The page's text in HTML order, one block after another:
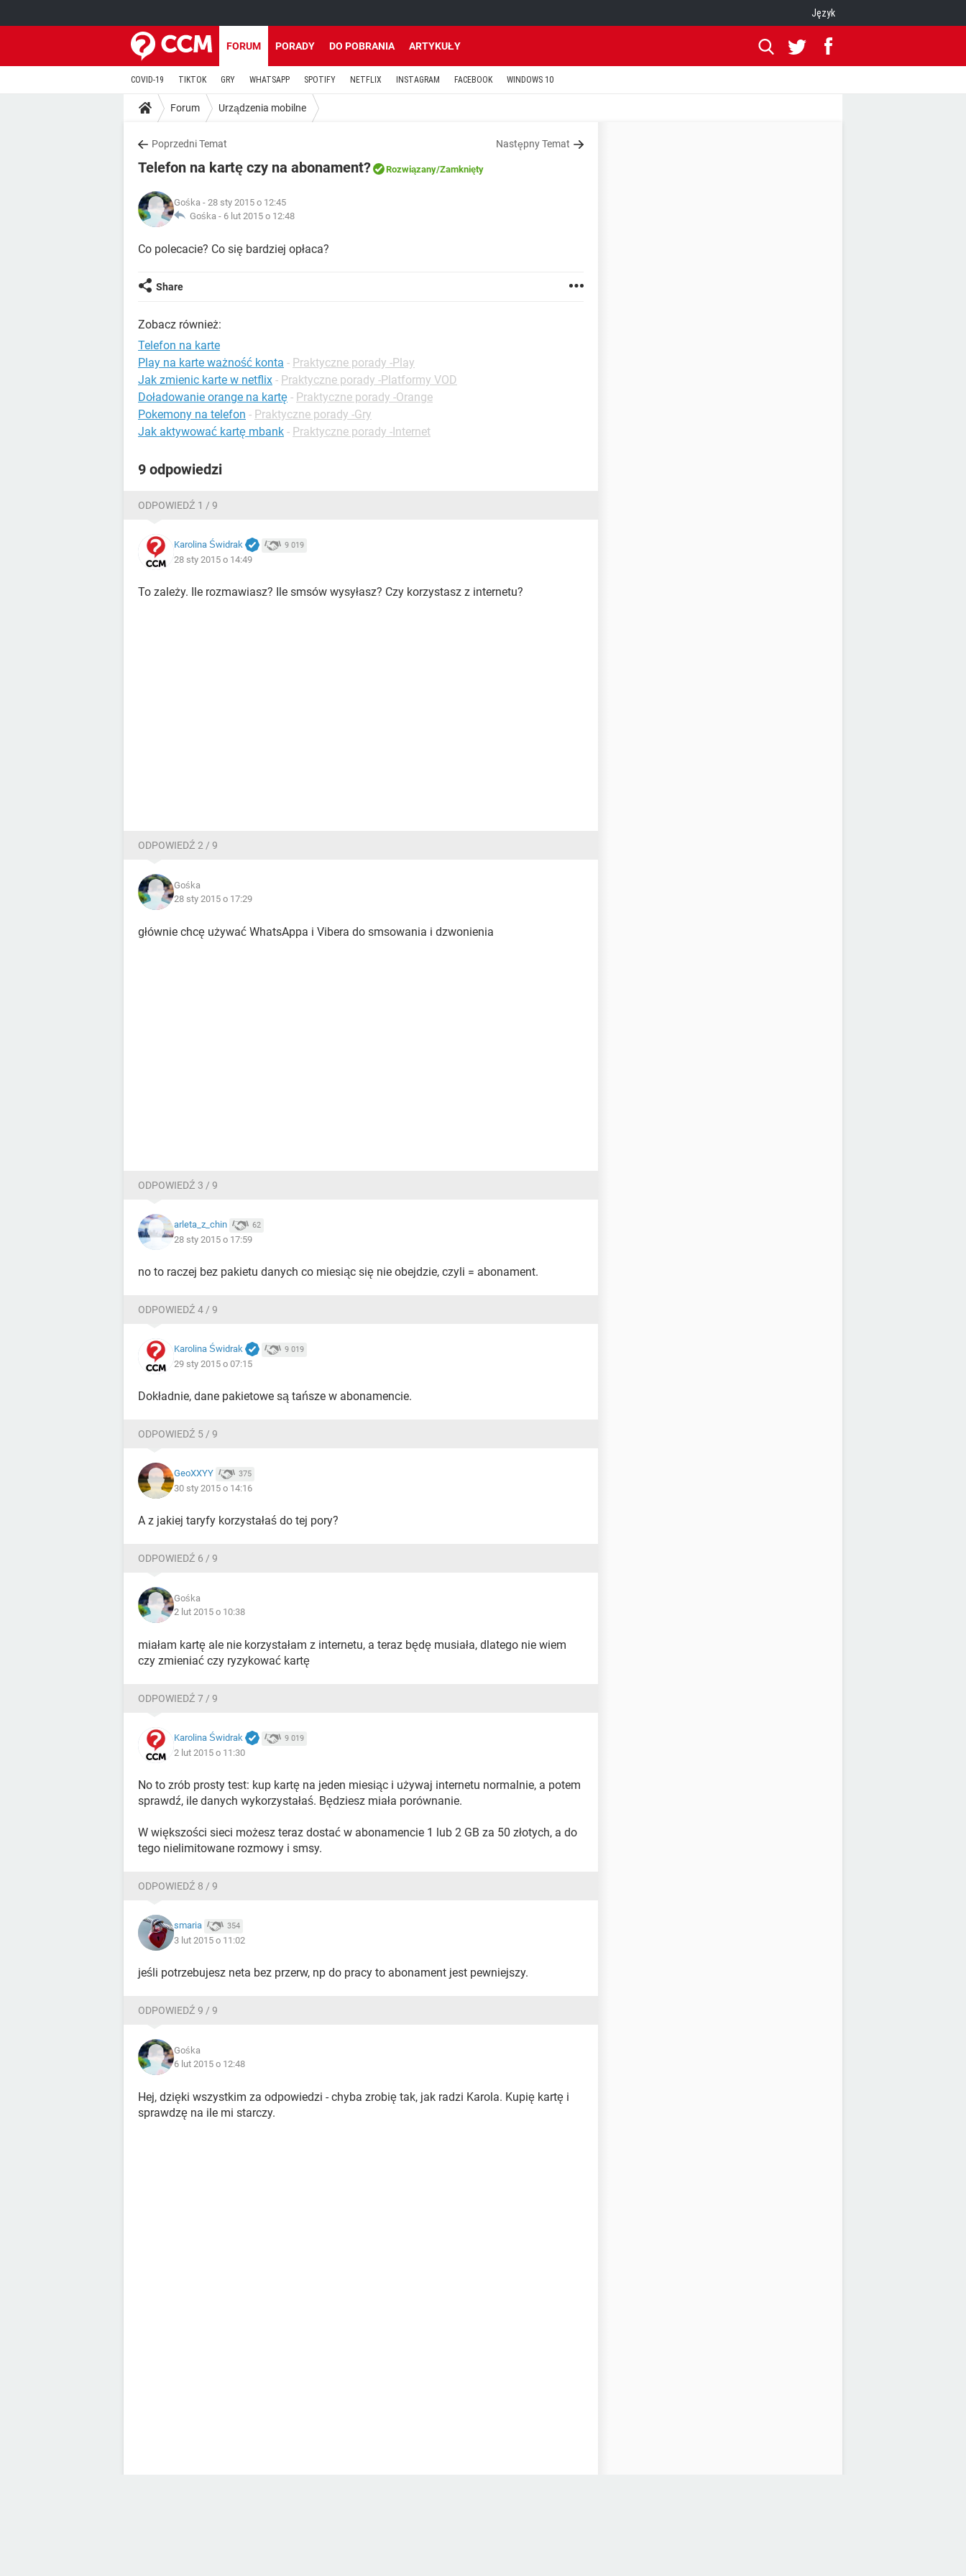
Język
FORUM PORADY DO POBRANIA ARTYKUŁY
COVID-19 TIKTOK GRY WHATSAPP SPOTIFY NETFLIX INSTAGRAM FACEBOOK WINDOWS 10
Forum Urządzenia mobilne
Poprzedni Temat Następny Temat
Telefon na kartę czy na abonament? Rozwiązany/Zamknięty
Gośka - 28 sty 2015 o 12:45
Gośka - 6 lut 2015 o 12:48
Co polecacie? Co się bardziej opłaca?
Share
Zobacz również:
Telefon na karte
Play na karte ważność konta - Praktyczne porady -Play
Jak zmienic karte w netflix - Praktyczne porady -Platformy VOD
Doładowanie orange na kartę - Praktyczne porady -Orange
Pokemony na telefon - Praktyczne porady -Gry
Jak aktywować kartę mbank - Praktyczne porady -Internet
9 odpowiedzi
ODPOWIEDŹ 1 / 9
Karolina Świdrak 9 019
28 sty 2015 o 14:49
To zależy. Ile rozmawiasz? Ile smsów wysyłasz? Czy korzystasz z internetu?
ODPOWIEDŹ 2 / 9
Gośka
28 sty 2015 o 17:29
głównie chcę używać WhatsAppa i Vibera do smsowania i dzwonienia
ODPOWIEDŹ 3 / 9
arleta_z_chin 62
28 sty 2015 o 17:59
no to raczej bez pakietu danych co miesiąc się nie obejdzie, czyli = abonament.
ODPOWIEDŹ 4 / 9
Karolina Świdrak 9 019
29 sty 2015 o 07:15
Dokładnie, dane pakietowe są tańsze w abonamencie.
ODPOWIEDŹ 5 / 9
GeoXXYY 375
30 sty 2015 o 14:16
A z jakiej taryfy korzystałaś do tej pory?
ODPOWIEDŹ 6 / 9
Gośka
2 lut 2015 o 10:38
miałam kartę ale nie korzystałam z internetu, a teraz będę musiała, dlatego nie wiem
czy zmieniać czy ryzykować kartę
ODPOWIEDŹ 7 / 9
Karolina Świdrak 9 019
2 lut 2015 o 11:30
No to zrób prosty test: kup kartę na jeden miesiąc i używaj internetu normalnie, a potem
sprawdź, ile danych wykorzystałaś. Będziesz miała porównanie.
W większości sieci możesz teraz dostać w abonamencie 1 lub 2 GB za 50 złotych, a do
tego nielimitowane rozmowy i smsy.
ODPOWIEDŹ 8 / 9
smaria 354
3 lut 2015 o 11:02
jeśli potrzebujesz neta bez przerw, np do pracy to abonament jest pewniejszy.
ODPOWIEDŹ 9 / 9
Gośka
6 lut 2015 o 12:48
Hej, dzięki wszystkim za odpowiedzi - chyba zrobię tak, jak radzi Karola. Kupię kartę i
sprawdzę na ile mi starczy.